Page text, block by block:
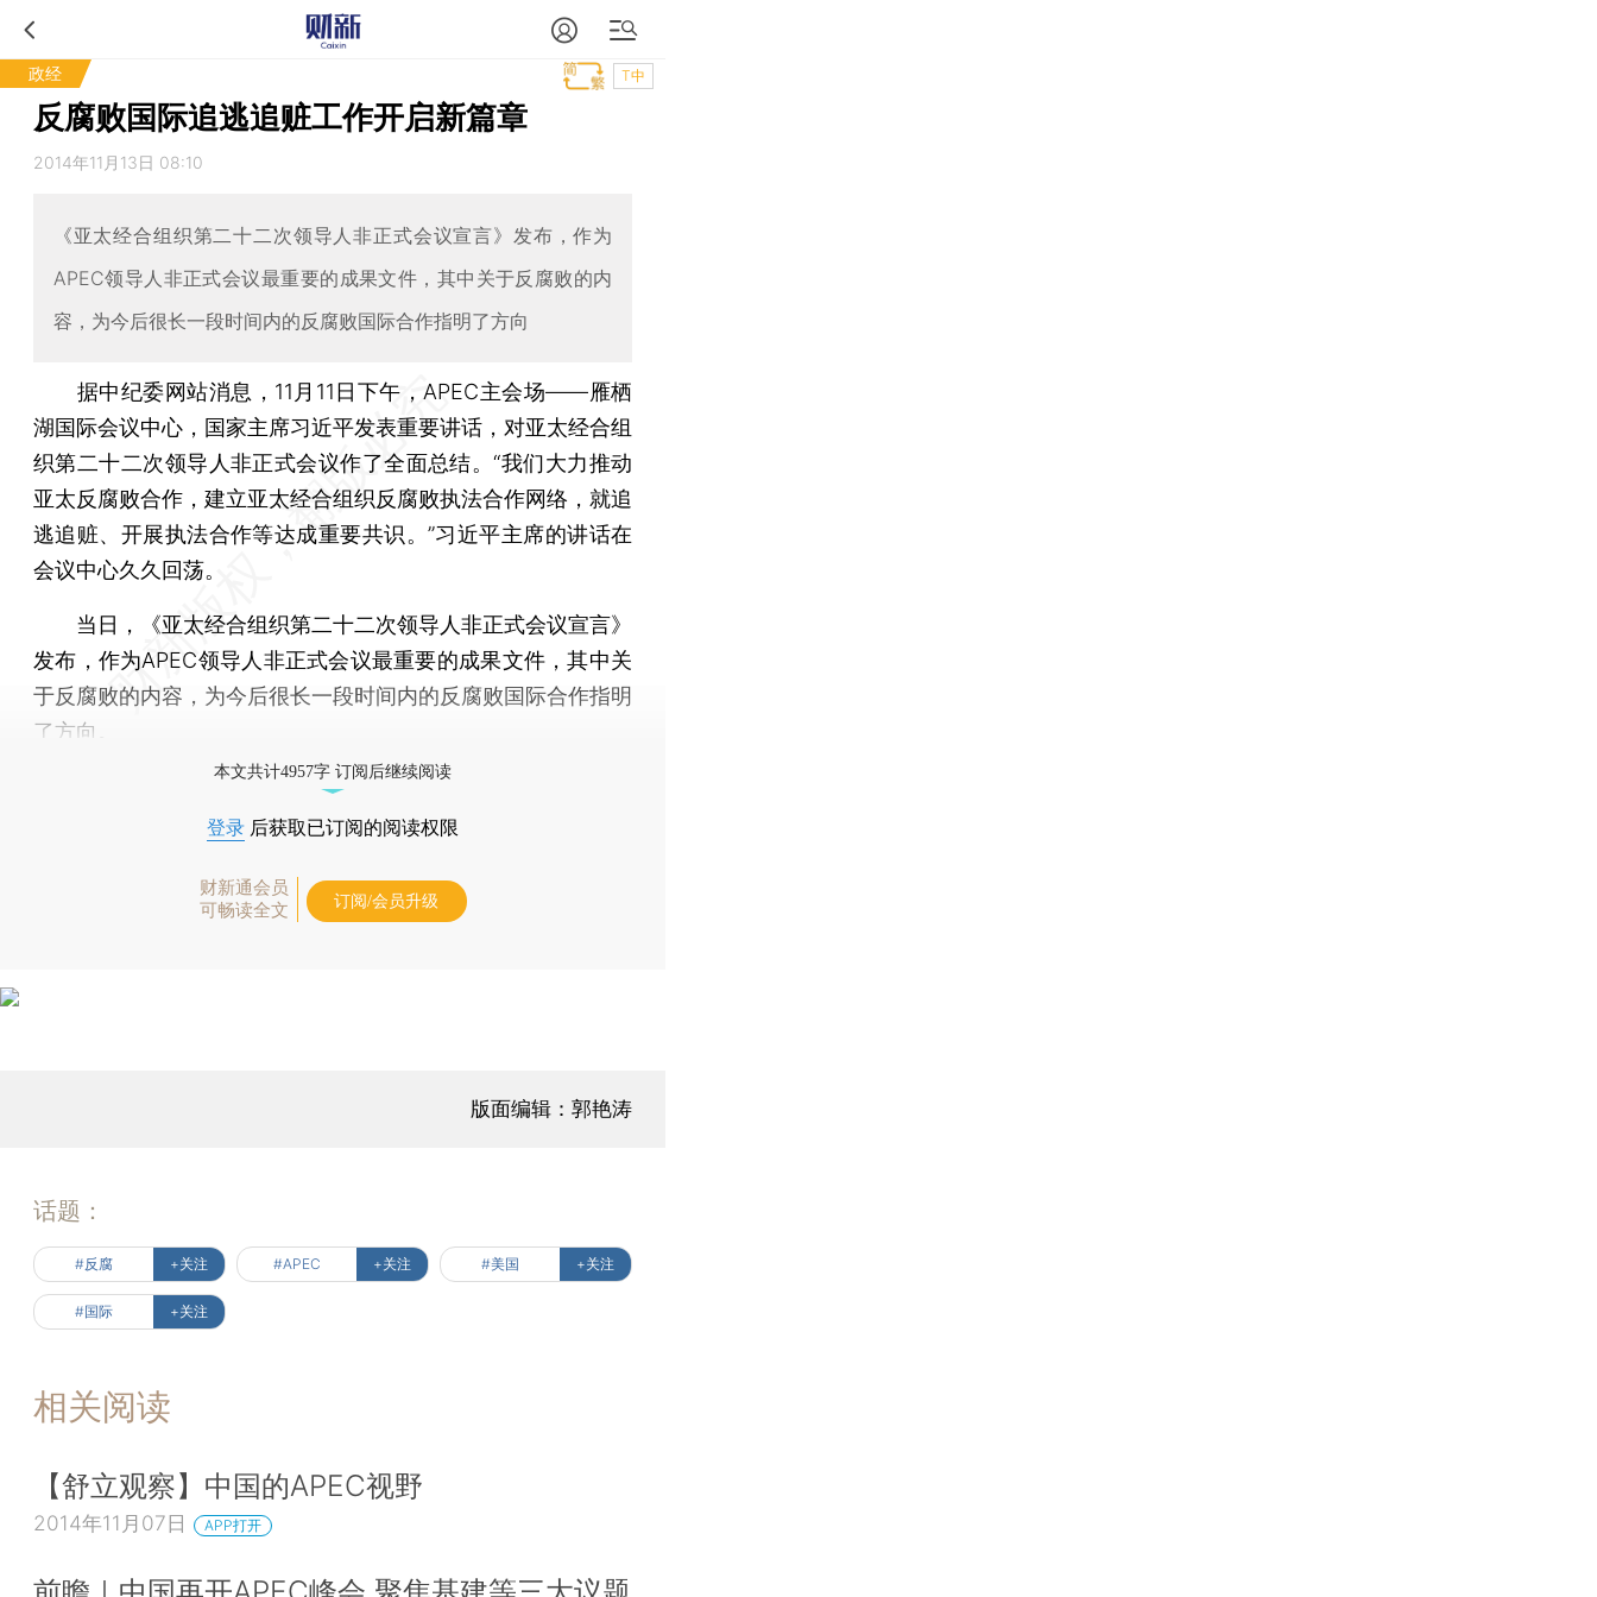
政经 T中
反腐败国际追逃追赃工作开启新篇章
2014年11月13日 08:10
《亚太经合组织第二十二次领导人非正式会议宣言》发布，作为
APEC领导人非正式会议最重要的成果文件，其中关于反腐败的内
容，为今后很长一段时间内的反腐败国际合作指明了方向
据中纪委网站消息，11月11日下午，APEC主会场——雁栖
湖国际会议中心，国家主席习近平发表重要讲话，对亚太经合组
织第二十二次领导人非正式会议作了全面总结。“我们大力推动
亚太反腐败合作，建立亚太经合组织反腐败执法合作网络，就追
逃追赃、开展执法合作等达成重要共识。”习近平主席的讲话在
会议中心久久回荡。
当日，《亚太经合组织第二十二次领导人非正式会议宣言》
发布，作为APEC领导人非正式会议最重要的成果文件，其中关
于反腐败的内容，为今后很长一段时间内的反腐败国际合作指明
了方向。
本文共计4957字 订阅后继续阅读
登录 后获取已订阅的阅读权限
财新通会员
可畅读全文
订阅/会员升级
版面编辑：郭艳涛
话题：
#反腐 +关注 #APEC +关注 #美国 +关注
#国际 +关注
相关阅读
【舒立观察】中国的APEC视野
2014年11月07日 APP打开